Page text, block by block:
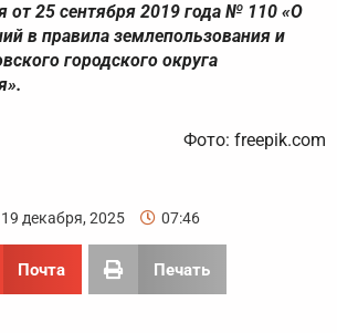
от 25 сентября 2019 года № 110 «О
в правила землепользования и
городского округа
Фото: freepik.com
19 декабря, 2025 07:46
Почта Печать